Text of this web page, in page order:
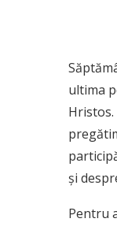
ultima
şi
Pentru